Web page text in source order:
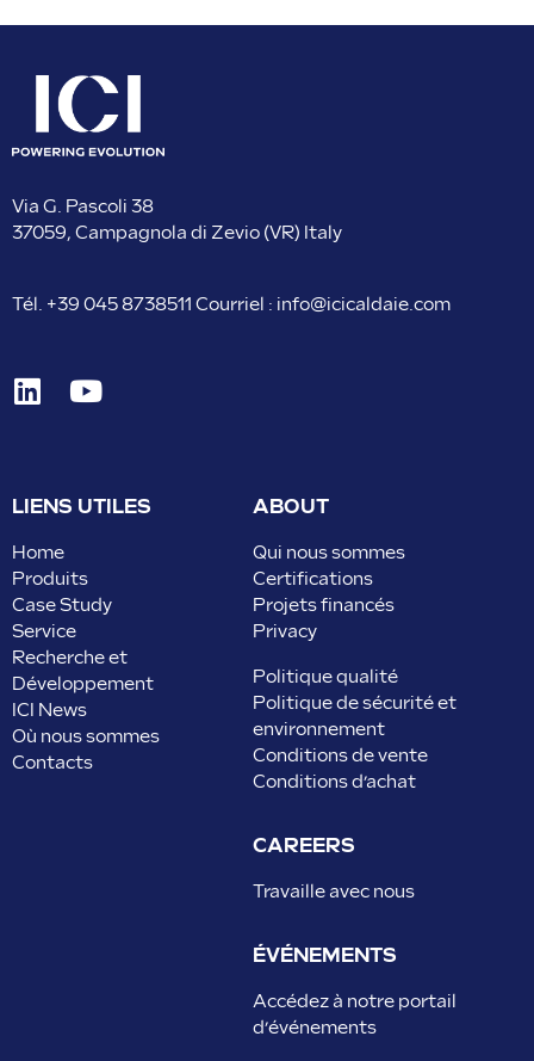
Via G. Pascoli 38
37059, Campagnola di Zevio (VR) Italy
Tél. +39 045 8738511 Courriel : info@icicaldaie.com
LIENS UTILES
Home
Produits
Case Study
Service
Recherche et
Développement
ICI News
Où nous sommes
Contacts
ABOUT
Qui nous sommes
Certifications
Projets financés
Privacy
Politique qualité
Politique de sécurité et
environnement
Conditions de vente
Conditions d’achat
CAREERS
Travaille avec nous
ÉVÉNEMENTS
Accédez à notre portail
d’événements